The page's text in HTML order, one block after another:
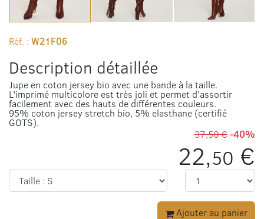
Réf. : W21F06
Description détaillée
Jupe en coton jersey bio avec une bande à la taille.
L'imprimé multicolore est très joli et permet d'assortir
facilement avec des hauts de différentes couleurs.
95% coton jersey stretch bio, 5% elasthane (certifié
GOTS).
37,50 €-40%
22,50 €
Ajouter au panier